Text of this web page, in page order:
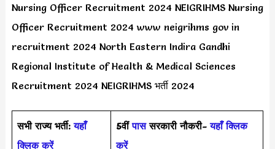
Nursing Officer Recruitment 2024 NEIGRIHMS Nursing
Officer Recruitment 2024 www neigrihms gov in
recruitment 2024 North Eastern Indira Gandhi
Regional Institute of Health & Medical Sciences
Recruitment 2024 NEIGRIHMS भर्ती 2024
सभी राज्य भर्ती: यहाँ
क्लिक करें
5वींपाससरकारी नौकरी- यहाँ क्लिक
करें